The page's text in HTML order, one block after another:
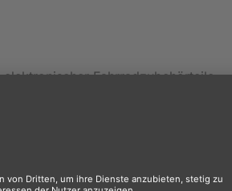
Fahrradzubehörteile
ohne sie vor dem Betrieb aufladen
Halterung ideal ins Design
spezialisierte, ist die zweite
Als starken
von SP Connect gewinnen, die zum
beisteuern, das sich mit einem